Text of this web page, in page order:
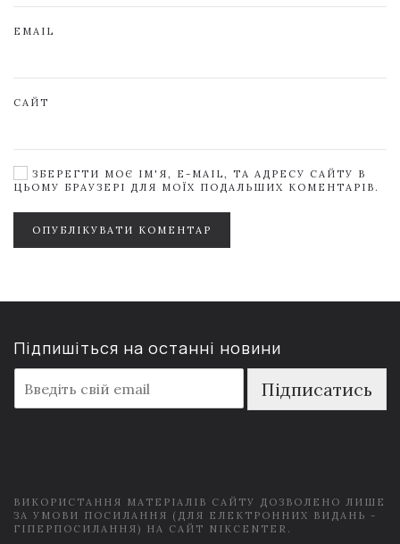
EMAIL
САЙТ
ЗБЕРЕГТИ МОЄ ІМ'Я, E-MAIL, ТА АДРЕСУ САЙТУ В
ЦЬОМУ БРАУЗЕРІ ДЛЯ МОЇХ ПОДАЛЬШИХ КОМЕНТАРІВ.
ОПУБЛІКУВАТИ КОМЕНТАР
Підпишіться на останні новини
m
a
Підписатись
ВИКОРИСТАННЯ МАТЕРІАЛІВ САЙТУ ДОЗВОЛЕНО ЛИШЕ
ЗА УМОВИ ПОСИЛАННЯ (ДЛЯ ЕЛЕКТРОННИХ ВИДАНЬ -
ГІПЕРПОСИЛАННЯ) НА САЙТ NIKCENTER.